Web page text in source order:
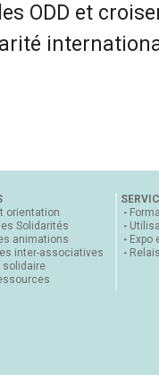
ODD et
orientation
Solidarités
animations
inter-associatives
solidaire
Expo